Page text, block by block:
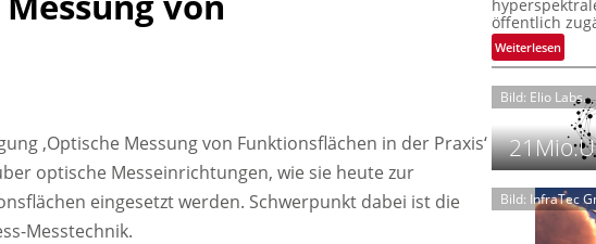
‚Optische Messung von Funktionsflächen in der Praxis‘
optische Messeinrichtungen, wie sie heute zur
eingesetzt werden. Schwerpunkt dabei ist die
Messtechnik.
n
N
i
h
2
0
6
i
l
i
t
i
c
a
t
ä
r
t
r
ä
e
öffentlich
Weiterlesen:
H
o
m
e
p
a
g
e
Bild: Elio Labs.
Bild: InfraTec